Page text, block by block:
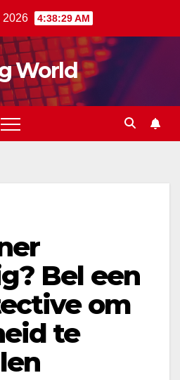
2026 4:38:29 AM
World
Bel een
om
te